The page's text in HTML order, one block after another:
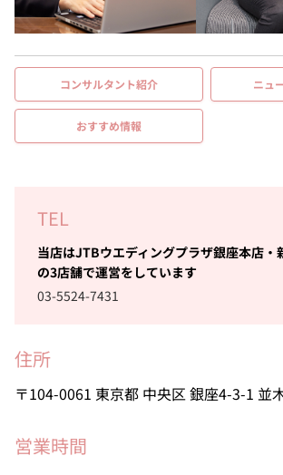
コンサルタント紹介 ニュ
おすすめ情報
TEL
当店はJTBウエディングプラザ銀座本店・
の3店舗で運営をしています
03-5524-7431
住所
104-0061 東京都 中央区 銀座4-3-1 並
営業時間